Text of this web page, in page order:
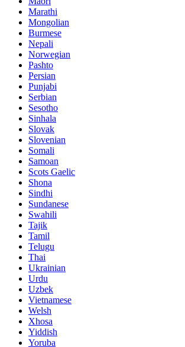
Marathi
Mongolian
Burmese
Nepali
Norwegian
Pashto
Persian
Punjabi
Serbian
Sesotho
Sinhala
Slovak
Slovenian
Somali
Samoan
Scots Gaelic
Shona
Sindhi
Sundanese
Swahili
Tajik
Tamil
Telugu
Thai
Ukrainian
Urdu
Uzbek
Vietnamese
Welsh
Xhosa
Yiddish
Yoruba